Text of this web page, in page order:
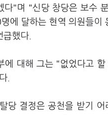
다"며 "신당 창당은 보수
에 달하는 현역 의원들이
했다.
에 대해 그는 "없었다고
.
당 결정은 공천을 받기